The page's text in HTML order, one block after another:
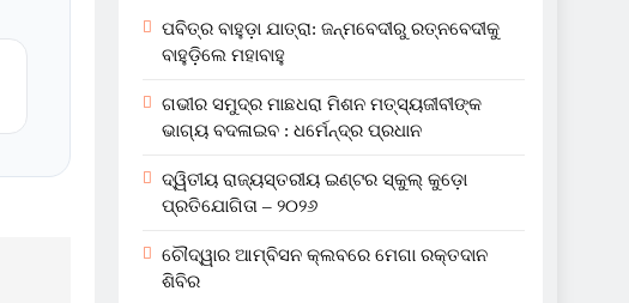
ପବିତ୍ର ବାହୁଡ଼ା ଯାତ୍ରା: ଜନ୍ମବେଦୀରୁ ରତ୍ନବେଦୀକୁ
ବାହୁଡ଼ିଲେ ମହାବାହୁ
ଗଭୀର ସମୁଦ୍ର ମାଛଧରା ମିଶନ ମତ୍ସ୍ୟଜୀବୀଙ୍କ
ଭାଗ୍ୟ ବଦଳାଇବ : ଧର୍ମେନ୍ଦ୍ର ପ୍ରଧାନ
ଦ୍ୱିତୀୟ ରାଜ୍ୟସ୍ତରୀୟ ଇଣ୍ଟର ସ୍କୁଲ୍ କୁଡ଼ୋ
ପ୍ରତିଯୋଗିତା – ୨୦୨୬
ଚୌଦ୍ୱାର ଆମ୍ବିସନ କ୍ଲବରେ ମେଗା ରକ୍ତଦାନ
ଶିବିର